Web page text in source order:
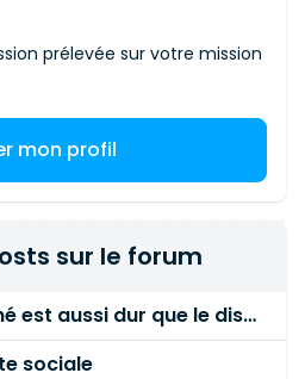
prélevée sur votre mission
mon profil
sur le forum
Est-ce que le marché est aussi dur que le disent les commerciaux ?
sociale